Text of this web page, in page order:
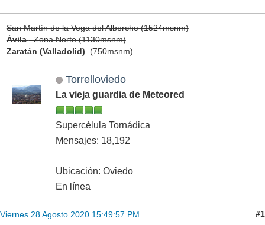
San Martín de la Vega del Alberche (1524msnm)
Ávila. Zona Norte (1130msnm)
Zaratán (Valladolid) (750msnm)
Torrelloviedo
La vieja guardia de Meteored
Supercélula Tornádica
Mensajes: 18,192
Ubicación: Oviedo
En línea
Viernes 28 Agosto 2020 15:49:57 PM #1